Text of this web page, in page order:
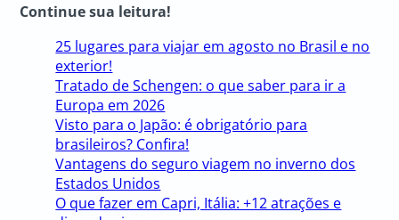
Continue sua leitura!
25 lugares para viajar em agosto no Brasil e no
exterior!
Tratado de Schengen: o que saber para ir a
Europa em 2026
Visto para o Japão: é obrigatório para
brasileiros? Confira!
Vantagens do seguro viagem no inverno dos
Estados Unidos
O que fazer em Capri, Itália: +12 atrações e